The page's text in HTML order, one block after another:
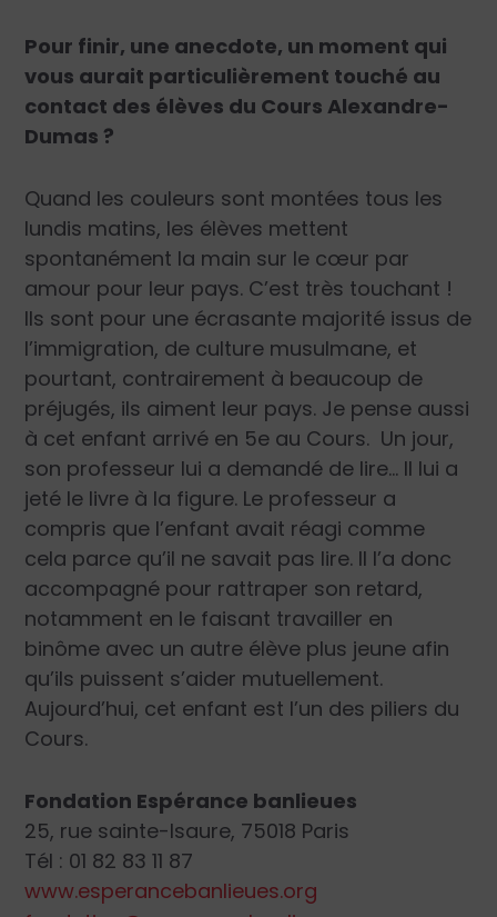
Pour finir, une anecdote, un moment qui
vous aurait particulièrement touché au
contact des élèves du Cours Alexandre-
Dumas ?
Quand les couleurs sont montées tous les
lundis matins, les élèves mettent
spontanément la main sur le cœur par
amour pour leur pays. C’est très touchant !
Ils sont pour une écrasante majorité issus de
l’immigration, de culture musulmane, et
pourtant, contrairement à beaucoup de
préjugés, ils aiment leur pays. Je pense aussi
à cet enfant arrivé en 5e au Cours. Un jour,
son professeur lui a demandé de lire… Il lui a
jeté le livre à la figure. Le professeur a
compris que l’enfant avait réagi comme
cela parce qu’il ne savait pas lire. Il l’a donc
accompagné pour rattraper son retard,
notamment en le faisant travailler en
binôme avec un autre élève plus jeune afin
qu’ils puissent s’aider mutuellement.
Aujourd’hui, cet enfant est l’un des piliers du
Cours.
Fondation Espérance banlieues
25, rue sainte-Isaure, 75018 Paris
Tél : 01 82 83 11 87
www.esperancebanlieues.org